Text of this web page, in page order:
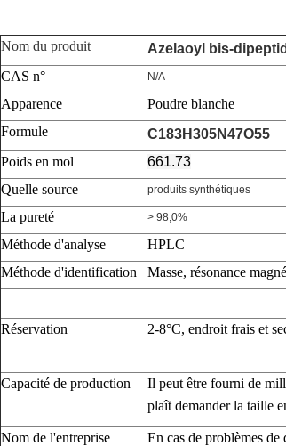
Nom du produit
Azelaoyl bis-
CAS n°
N/A
Apparence
Poudre blanche
Formule
C183H305N47O55
Poids en mol
661.73
Quelle source
produits synthétiques
La pureté > 98,0%
Méthode d'analyse
HPLC
Méthode d'identification
Masse, résonance
Réservation 2-8°C, endroit frais et
Capacité de production
Il peut être fourni de
plaît demander la taille
Nom de l'entreprise
En cas de problèmes